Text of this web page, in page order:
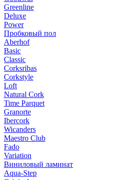
Greenline
Deluxe
Power
Пробковый пол
Aberhof
Basic
Classic
Corksribas
Corkstyle
Loft
Natural Cork
Time Parquet
Granorte
Ibercork
Wicanders
Мaestro Club
Fado
Variation
Виниловый ламинат
Aqua-Step